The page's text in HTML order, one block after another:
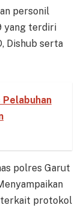
personil
yang terdiri
Dishub serta
polres Garut
terkait protokol